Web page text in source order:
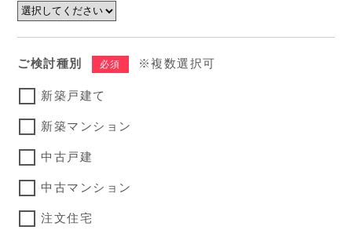
ご検討種別 必須 ※複数選択可
新築戸建て
新築マンション
中古戸建
中古マンション
注文住宅